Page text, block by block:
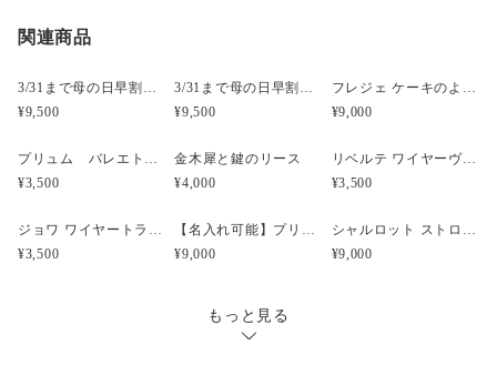
さい。改めてご連絡差し上げますので、ご理解のほど宜
しくお願い致します。
受注制作のため1週間ほどお時間をいただく場合がござ
います。お急ぎの方はメールにてご相談ください。
お届け日時等にご指定がある場合は、購入時に備考欄へ
18時・18時～20時・19時～21時
宅急便（ヤマト）
¥5,000以上のご注文で送料無料
関連商品
3/31まで母の日早割・5束限定 ピオニーのアーティフィシャルフラワーブーケ Merci Élégantメルシーエレガン
¥9,500
3/31まで母の日早割・5束限定 ローズのアーティフィシャルフラワーブーケ Bonheur Rosé（ボヌール・ロゼ）
¥9,500
フレジェ ケーキのようなプリザーブドフラワーアレンジメント
¥9,000
プリュム バレエトゥシューズ プリザーブドフラワーアレンジメント
¥3,500
金木犀と鍵のリース
¥4,000
リベルテ ワイヤーヴァイオリンプリザーブドフラワーアレンジメント ブルー
¥3,500
ジョワ ワイヤートランペット プリザーブドフラワーアレンジメント イエロー
¥3,500
【名入れ可能】プリザーブド フラワーケーキ シャルロット マスカット【母の日】【誕生日】【開店祝い】
¥9,000
シャルロット ストロベリーピンク プリザーブドフラワーケーキ 【名入れ可能】
¥9,000
もっと見る